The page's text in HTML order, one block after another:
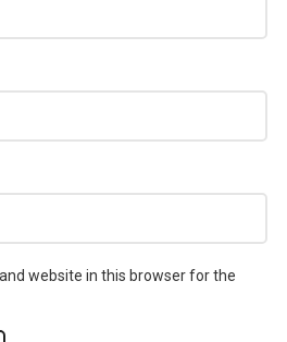
website in this browser for the